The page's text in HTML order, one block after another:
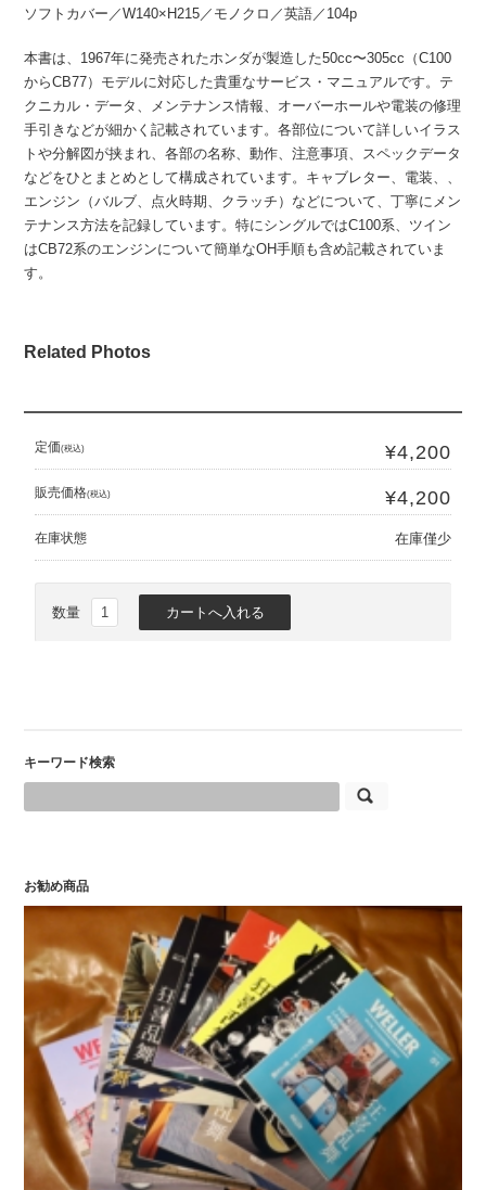
ソフトカバー／W140×H215／モノクロ／英語／104p
本書は、1967年に発売されたホンダが製造した50cc〜305cc（C100
からCB77）モデルに対応した貴重なサービス・マニュアルです。テ
クニカル・データ、メンテナンス情報、オーバーホールや電装の修理
手引きなどが細かく記載されています。各部位について詳しいイラス
トや分解図が挟まれ、各部の名称、動作、注意事項、スペックデータ
などをひとまとめとして構成されています。キャブレター、電装、、
エンジン（バルブ、点火時期、クラッチ）などについて、丁寧にメン
テナンス方法を記録しています。特にシングルではC100系、ツイン
はCB72系のエンジンについて簡単なOH手順も含め記載されていま
す。
Related Photos
定価(税込) ¥4,200
販売価格(税込) ¥4,200
在庫状態 在庫僅少
数量
キーワード検索
お勧め商品